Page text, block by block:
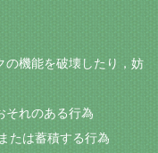
の機能を破壊したり，妨
それのある行為
たは蓄積する行為